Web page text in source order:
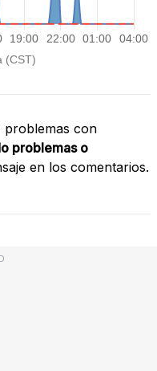
problemas con
problemas o
en los comentarios.